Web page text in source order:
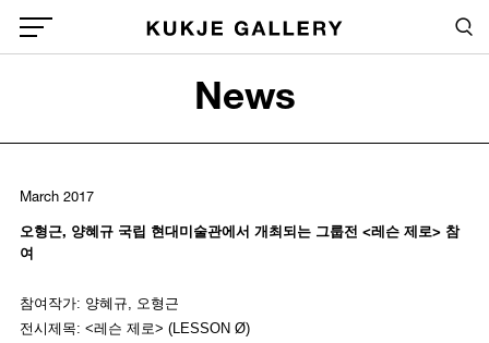
Skip to main content
Global Menu Open Button
News
March 2017
오형근, 양혜규 국립 현대미술관에서 개최되는 그룹전 <레슨 제로> 참
여
참여작가: 양혜규, 오형근
전시제목: <레슨 제로> (LESSON Ø)